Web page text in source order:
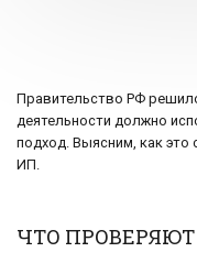
Правительство РФ
деятельности должно
подход. Выясним, как это
ИП.
ЧТО ПРОВЕРЯЮТ